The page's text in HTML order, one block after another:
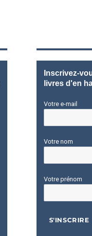
Inscrivez-
livres d'en
Votre e-mail
Votre nom
Votre prénom